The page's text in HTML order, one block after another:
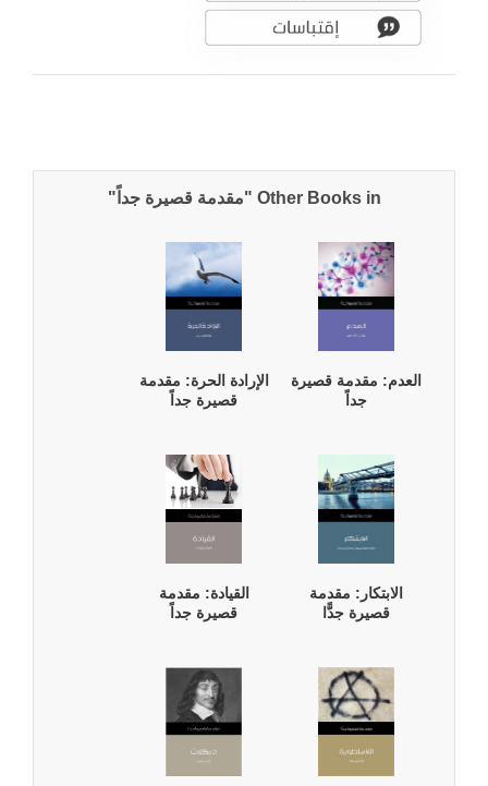
Other Books in "مقدمة قصيرة جداً"
العدم: مقدمة قصيرة
جداً
الإرادة الحرة: مقدمة
قصيرة جداً
الابتكار: مقدمة
قصيرة جدًّا
القيادة: مقدمة
قصيرة جداً